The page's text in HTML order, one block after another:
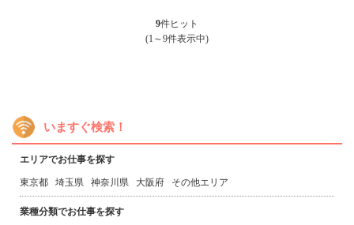
9件ヒット
(1～9件表示中)
いますぐ検索！
エリアでお仕事を探す
東京都 埼玉県 神奈川県 大阪府 その他エリア
業種分類でお仕事を探す